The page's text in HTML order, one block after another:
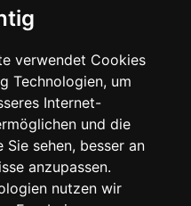
verwendet Cookies
Technologien, um
Internet-
und die
Sie sehen, besser an
anzupassen.
nutzen wir
+ Schneiden